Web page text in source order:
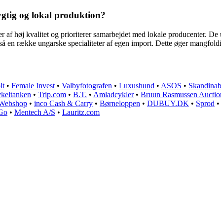
og lokal produktion?
høj kvalitet og prioriterer samarbejdet med lokale producenter.
en række ungarske specialiteter af egen import. Dette øger
• Female Invest • Valbyfotografen • Luxushund • ASOS •
• Trip.com • B.T. • Amladcykler• Bruun Rasmussen
• inco Cash & Carry • Børneloppen • DUBUY.DK • Sprod •
• Mentech A/S • Lauritz.com